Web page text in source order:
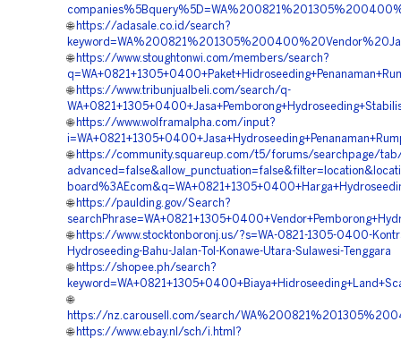
🌐 https://adasale.co.id/search?
🌐 https://www.stoughtonwi.com/members/search?
🌐 https://www.tribunjualbeli.com/search/q-
🌐 https://www.wolframalpha.com/input?
🌐 https://community.squareup.com/t5/forums/searchpage/
🌐 https://paulding.gov/Search?
🌐 https://www.stocktonboronj.us/?s=WA-0821-1305-0400-
Hydroseeding-Bahu-Jalan-Tol-Konawe-Utara-Sulawesi-Tenggara
🌐 https://shopee.ph/search?
🌐
https://nz.carousell.com/search/
🌐 https://www.ebay.nl/sch/i.html?